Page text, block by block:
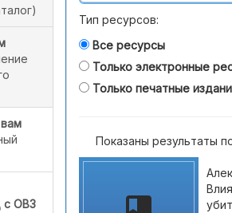
с ОВЗ
Тип ресурсов:
Все ресурсы
Только электронные
Только печатные
Показаны результаты